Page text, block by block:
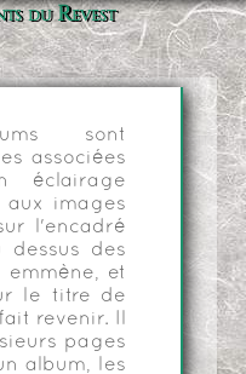
du Revest
sont
associées
éclairage
aux images
l'encadré
des
emmène, et
le titre de
revenir. Il
pages
album, les